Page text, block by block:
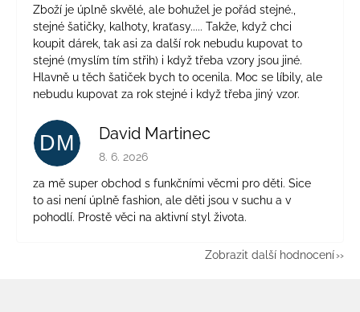
Zboží je úplně skvělé, ale bohužel je pořád stejné.,
stejné šatičky, kalhoty, kraťasy..... Takže, když chci
koupit dárek, tak asi za další rok nebudu kupovat to
stejné (myslím tím střih) i když třeba vzory jsou jiné.
Hlavně u těch šatiček bych to ocenila. Moc se líbily, ale
nebudu kupovat za rok stejné i když třeba jiný vzor.
DM David Martinec
Hodnocení obchodu je 5 z 5 hvězdiček.
8. 6. 2026
za mě super obchod s funkčními věcmi pro děti. Sice
to asi není úplně fashion, ale děti jsou v suchu a v
pohodlí. Prostě věci na aktivní styl života.
Zobrazit další hodnocení